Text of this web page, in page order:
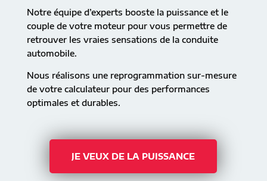
Notre équipe d’experts booste la puissance et le
couple de votre moteur pour vous permettre de
retrouver les vraies sensations de la conduite
automobile.
Nous réalisons une reprogrammation sur-mesure
de votre calculateur pour des performances
optimales et durables.
JE VEUX DE LA PUISSANCE